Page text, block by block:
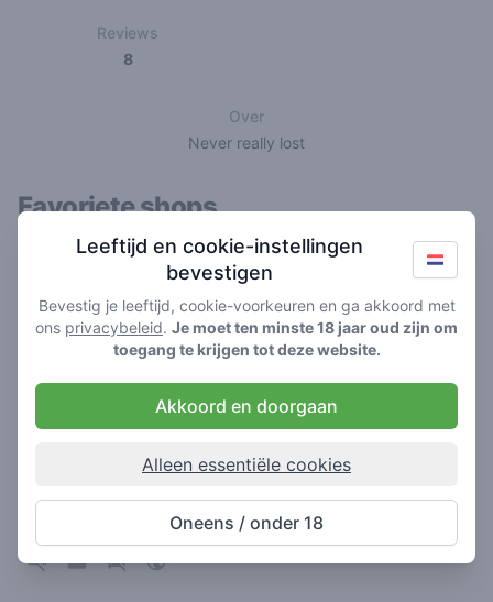
Reviews
8
Over
Never really lost
Favoriete shops
3.7/ 5
Coffeeshop in Rotterdam
Leeftijd en cookie-instellingen
bevestigen
Bevestig je leeftijd, cookie-voorkeuren en ga akkoord met
ons privacybeleid. Je moet ten minste 18 jaar oud zijn om
toegang te krijgen tot deze website.
Akkoord en doorgaan
Alleen essentiële cookies
Oneens / onder 18